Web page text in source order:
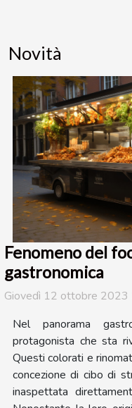
Novità
Fenomeno del
gastronomica
Giovedì 12 ottobre 2023
Nel panorama
protagonista che sta
Questi colorati e
concezione di cibo di
inaspettata